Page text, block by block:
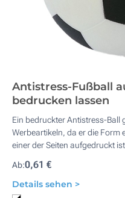
Antistress-Fußball
bedrucken lassen
Ein bedruckter Antistress-Ball
Werbeartikeln, da er die Form
einer der Seiten aufgedruckt
Ab:0,61 €
Details sehen >